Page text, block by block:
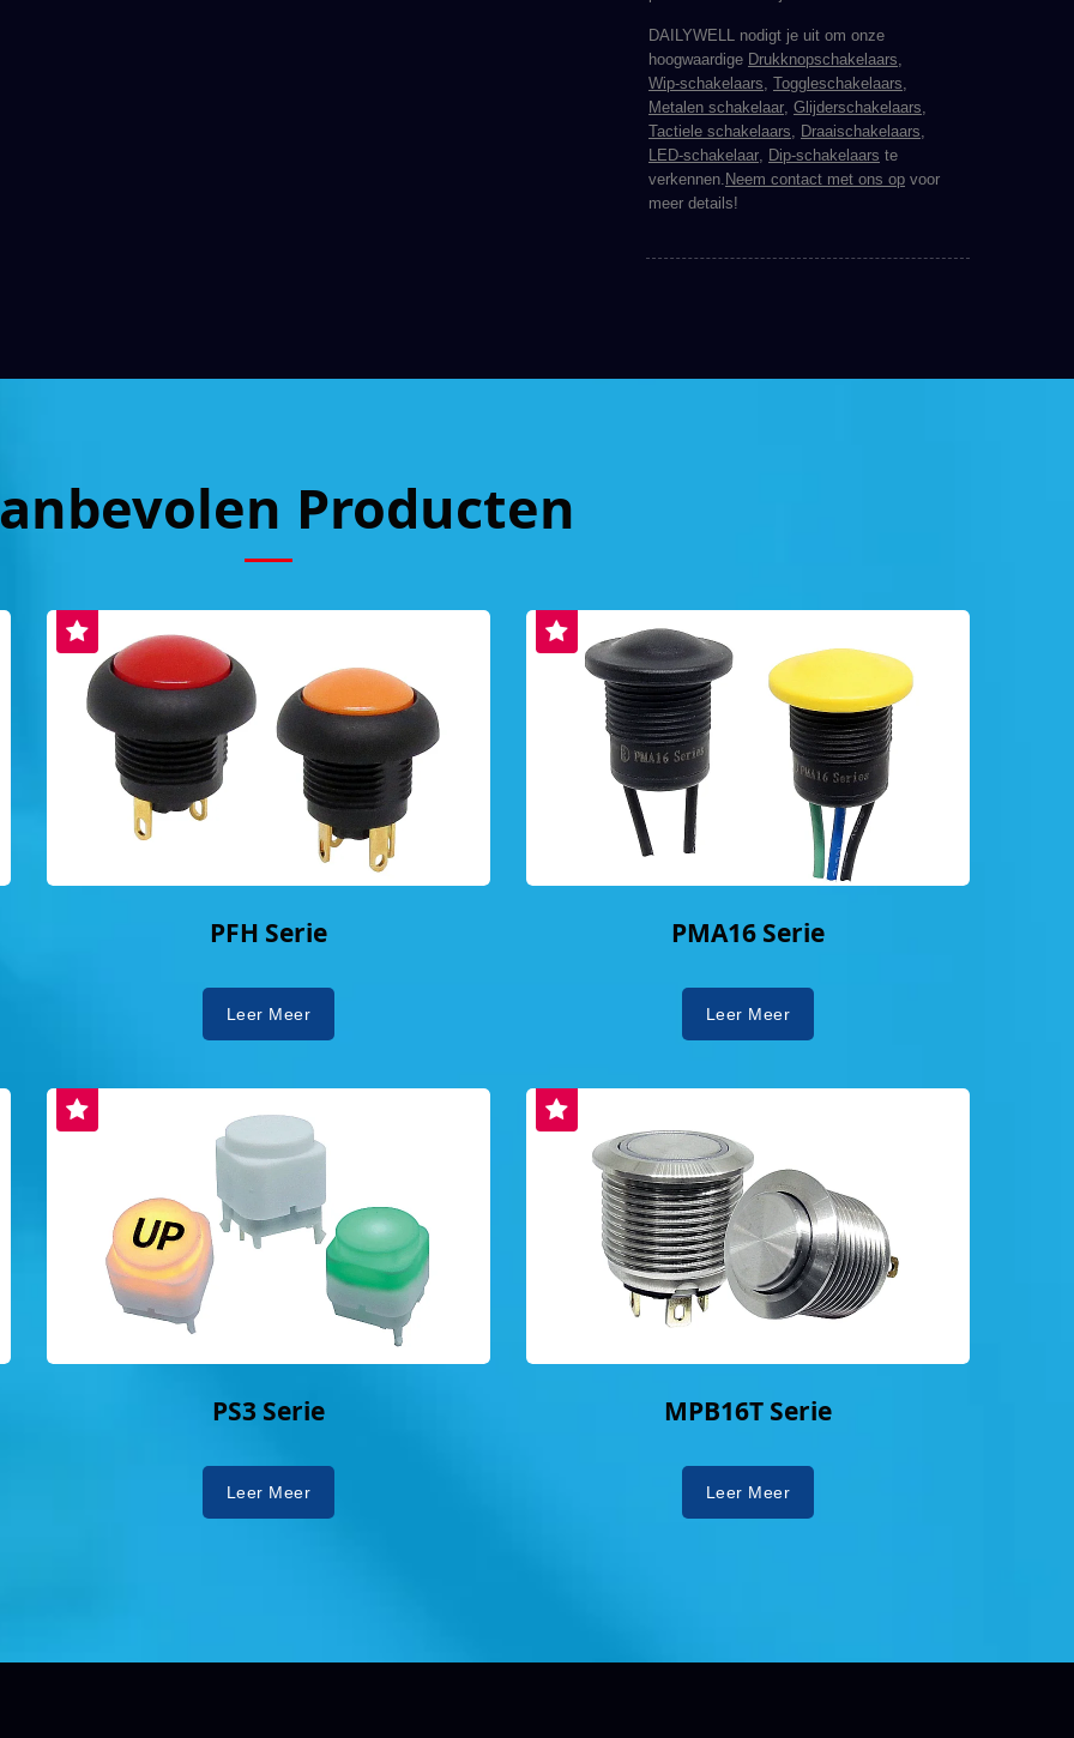
DAILYWELL nodigt je uit om onze
hoogwaardige Drukknopschakelaars,
Wip-schakelaars, Toggleschakelaars,
Metalen schakelaar, Glijderschakelaars,
Tactiele schakelaars, Draaischakelaars,
LED-schakelaar, Dip-schakelaars te
verkennen. Neem contact met ons op voor
meer details!
Producten
PFH Serie
Leer Meer
PMA16 Serie
Leer Meer
PS3 Serie
Leer Meer
MPB16T Serie
Leer Meer